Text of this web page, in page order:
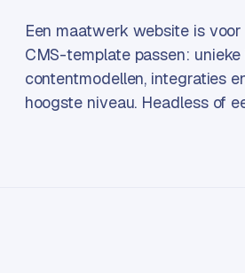
Een maatwerk website is
CMS-template passen:
contentmodellen, integraties
hoogste niveau. Headless of